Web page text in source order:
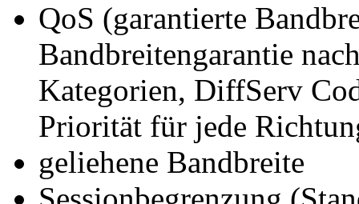
QoS (garantierte
Bandbreitengarantie
Kategorien, DiffServ
Priorität für jede
geliehene Bandbreite